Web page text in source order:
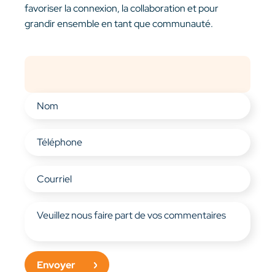
favoriser la connexion, la collaboration et pour
grandir ensemble en tant que communauté.
Envoyer